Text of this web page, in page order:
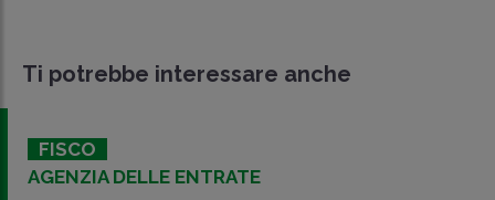
Ti potrebbe interessare anche
FISCO
AGENZIA DELLE ENTRATE